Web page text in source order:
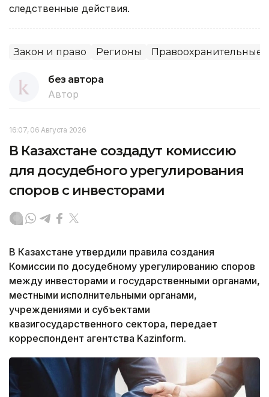
следственные действия.
Закон и право Регионы Правоохранительные
без автора
Автор
16:07, 06 Августа 2026
В Казахстане создадут комиссию
для досудебного урегулирования
споров с инвесторами
В Казахстане утвердили правила создания
Комиссии по досудебному урегулированию споров
между инвесторами и государственными органами,
местными исполнительными органами,
учреждениями и субъектами
квазигосударственного сектора, передает
корреспондент агентства Kazinform.